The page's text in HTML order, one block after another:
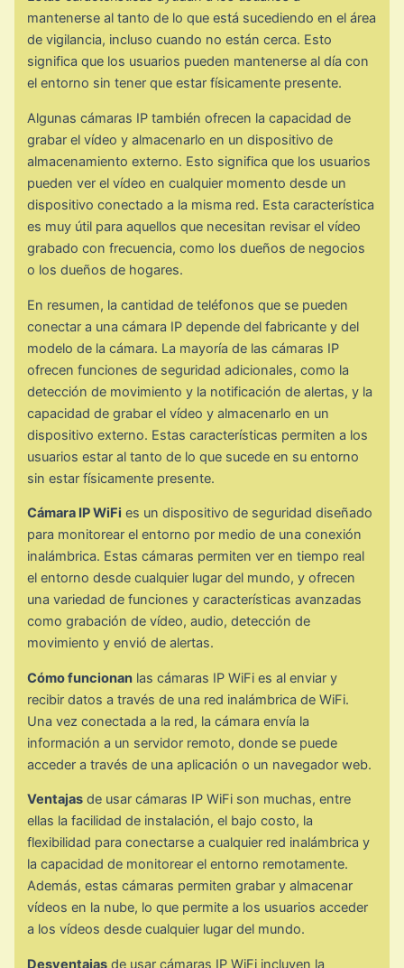
mantenerse al tanto de lo que está sucediendo en el área
de vigilancia, incluso cuando no están cerca. Esto
significa que los usuarios pueden mantenerse al día con
el entorno sin tener que estar físicamente presente.
Algunas cámaras IP también ofrecen la capacidad de
grabar el vídeo y almacenarlo en un dispositivo de
almacenamiento externo. Esto significa que los usuarios
pueden ver el vídeo en cualquier momento desde un
dispositivo conectado a la misma red. Esta característica
es muy útil para aquellos que necesitan revisar el vídeo
grabado con frecuencia, como los dueños de negocios
o los dueños de hogares.
En resumen, la cantidad de teléfonos que se pueden
conectar a una cámara IP depende del fabricante y del
modelo de la cámara. La mayoría de las cámaras IP
ofrecen funciones de seguridad adicionales, como la
detección de movimiento y la notificación de alertas, y la
capacidad de grabar el vídeo y almacenarlo en un
dispositivo externo. Estas características permiten a los
usuarios estar al tanto de lo que sucede en su entorno
sin estar físicamente presente.
Cámara IP WiFi es un dispositivo de seguridad diseñado
para monitorear el entorno por medio de una conexión
inalámbrica. Estas cámaras permiten ver en tiempo real
el entorno desde cualquier lugar del mundo, y ofrecen
una variedad de funciones y características avanzadas
como grabación de vídeo, audio, detección de
movimiento y envió de alertas.
Cómo funcionan las cámaras IP WiFi es al enviar y
recibir datos a través de una red inalámbrica de WiFi.
Una vez conectada a la red, la cámara envía la
información a un servidor remoto, donde se puede
acceder a través de una aplicación o un navegador web.
Ventajas de usar cámaras IP WiFi son muchas, entre
ellas la facilidad de instalación, el bajo costo, la
flexibilidad para conectarse a cualquier red inalámbrica y
la capacidad de monitorear el entorno remotamente.
Además, estas cámaras permiten grabar y almacenar
vídeos en la nube, lo que permite a los usuarios acceder
a los vídeos desde cualquier lugar del mundo.
Desventajas de usar cámaras IP WiFi incluyen la